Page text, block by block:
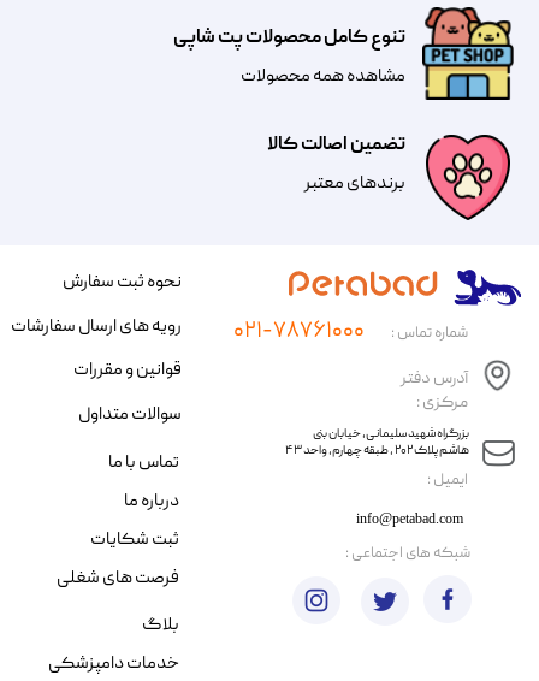
تضمین اصالت کالا
​​برندهای معتبر​​​​​​​
تنوع کامل محصولات پت شاپی
مشاهده همه محصولات
​ایمیل :
آدرس دفتر
مرکزی :
info@petabad.com
​​بزرگراه شهید سلیمانی، خیابان بنی
هاشم پلاک ۲۰۲ ، طبقه چهارم، واحد ۴۳
شماره تماس : ۰۲۱-۷۸۷۶۱۰۰۰
نحوه ثبت سفارش
رویه های ارسال سفارشات
قوانین و مقررات
سوالات متداول
تماس با ما
درباره ما
ثبت شکایات
فرصت های شغلی
​شبکه های اجتماعی :
بلاگ
خدمات دامپزشکی